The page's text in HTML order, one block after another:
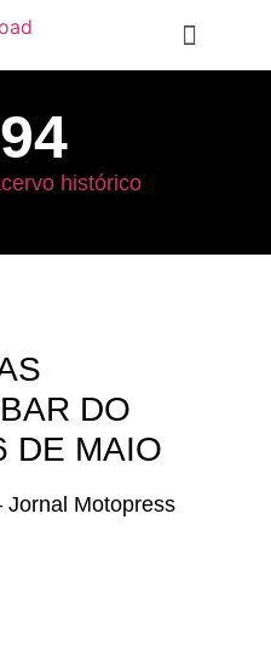
histórico
DO
DE MAIO
Jornal Motopress